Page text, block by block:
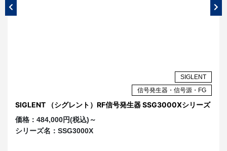
SIGLENT
信号発生器・信号源・FG
SIGLENT （シグレント）RF信号発生器 SSG3000Xシリーズ
価格： 484,000円(税込)～
シリーズ名： SSG3000X